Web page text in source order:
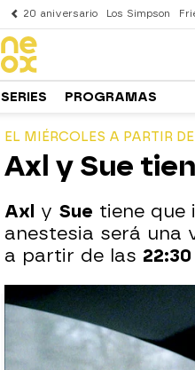
20 aniversario Los Simpson
SERIES PROGRAMAS
EL MIÉRCOLES A PARTIR
Axl y Sue
Axl y Sue tiene que
anestesia será una
a partir de las